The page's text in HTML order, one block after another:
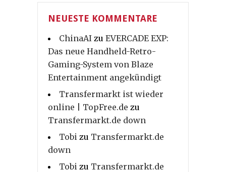
NEUESTE KOMMENTARE
ChinaAI zu EVERCADE EXP:
Das neue Handheld-Retro-
Gaming-System von Blaze
Entertainment angekündigt
Transfermarkt ist wieder
online | TopFree.de zu
Transfermarkt.de down
Tobi zu Transfermarkt.de
down
Tobi zu Transfermarkt.de